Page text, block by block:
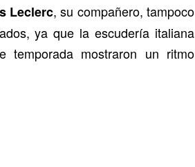
Leclerc, su compañero, tampoco
ya que la escudería italiana
mostraron un ritmo